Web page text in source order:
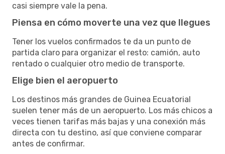
casi siempre vale la pena.
Piensa en cómo moverte una vez que llegues
Tener los vuelos confirmados te da un punto de
partida claro para organizar el resto: camión, auto
rentado o cualquier otro medio de transporte.
Elige bien el aeropuerto
Los destinos más grandes de Guinea Ecuatorial
suelen tener más de un aeropuerto. Los más chicos a
veces tienen tarifas más bajas y una conexión más
directa con tu destino, así que conviene comparar
antes de confirmar.